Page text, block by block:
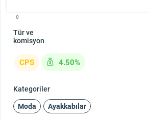
0
Tür ve
komisyon
CPS 4.50%
Kategoriler
Moda Ayakkabılar